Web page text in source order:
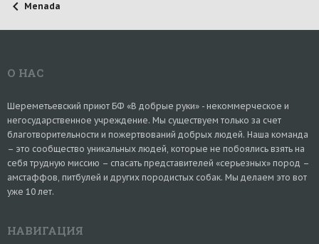
Menada
О НАС
Шереметьевский приют БФ «В добрые руки» - некоммерческое и
негосударственное учреждение. Мы существуем только за счет
благотворительности и пожертвований добрых людей. Наша команда
– это сообщество уникальных людей, которые не побоялись взять на
себя трудную миссию – спасать представителей «серьезных» пород –
амстаффов, питбулей и других породистых собак. Мы делаем это вот
уже 10 лет.
НАВИГАЦИЯ